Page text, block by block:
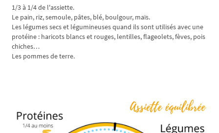
1/3 à 1/4 de l'assiette.
Le pain, riz, semoule, pâtes, blé, boulgour, maïs.
Les légumes secs et légumineuses quand ils sont utilisés avec une
protéine : haricots blancs et rouges, lentilles, flageolets, fèves, pois
chiches…
Les pommes de terre.